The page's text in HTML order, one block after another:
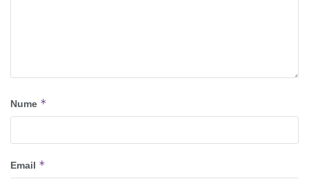
Nume *
Email *